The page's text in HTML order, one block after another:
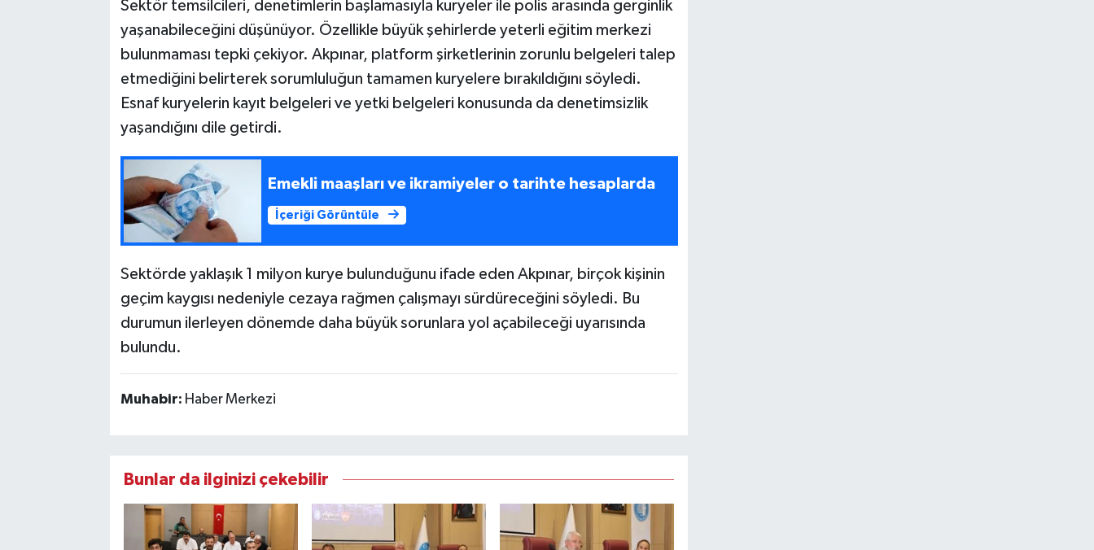
Sektör temsilcileri, denetimlerin başlamasıyla kuryeler ile polis arasında gerginlik
yaşanabileceğini düşünüyor. Özellikle büyük şehirlerde yeterli eğitim merkezi
bulunmaması tepki çekiyor. Akpınar, platform şirketlerinin zorunlu belgeleri talep
etmediğini belirterek sorumluluğun tamamen kuryelere bırakıldığını söyledi.
Esnaf kuryelerin kayıt belgeleri ve yetki belgeleri konusunda da denetimsizlik
yaşandığını dile getirdi.
Emekli maaşları ve ikramiyeler o tarihte hesaplarda
İçeriği Görüntüle
Sektörde yaklaşık 1 milyon kurye bulunduğunu ifade eden Akpınar, birçok kişinin
geçim kaygısı nedeniyle cezaya rağmen çalışmayı sürdüreceğini söyledi. Bu
durumun ilerleyen dönemde daha büyük sorunlara yol açabileceği uyarısında
bulundu.
Muhabir: Haber Merkezi
Bunlar da ilginizi çekebilir